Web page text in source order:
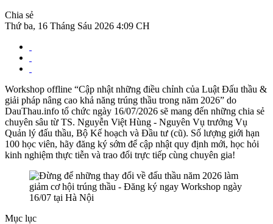
Chia sẻ
Thứ ba, 16 Tháng Sáu 2026 4:09 CH
Workshop offline “Cập nhật những điều chỉnh của Luật Đấu thầu &
giải pháp nâng cao khả năng trúng thầu trong năm 2026” do
DauThau.info tổ chức ngày 16/07/2026 sẽ mang đến những chia sẻ
chuyên sâu từ TS. Nguyễn Việt Hùng - Nguyên Vụ trưởng Vụ
Quản lý đấu thầu, Bộ Kế hoạch và Đầu tư (cũ). Số lượng giới hạn
100 học viên, hãy đăng ký sớm để cập nhật quy định mới, học hỏi
kinh nghiệm thực tiễn và trao đổi trực tiếp cùng chuyên gia!
Mục lục